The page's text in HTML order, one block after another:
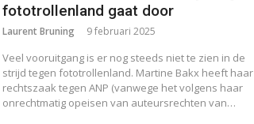
fototrollenland gaat door
Laurent Bruning 9 februari 2025
Veel vooruitgang is er nog steeds niet te zien in de
strijd tegen fototrollenland. Martine Bakx heeft haar
rechtszaak tegen ANP (vanwege het volgens haar
onrechtmatig opeisen van auteursrechten van…